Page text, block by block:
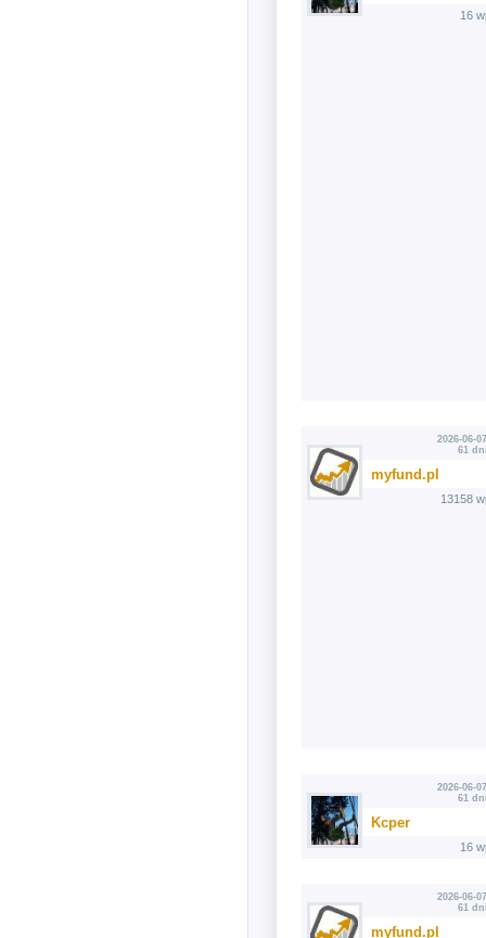
16
2026-06-
61
myfund.pl
13158
2026-06-
61
Kcper
16
2026-06-
61
myfund.pl